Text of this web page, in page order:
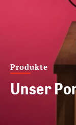
Produkte
Unser